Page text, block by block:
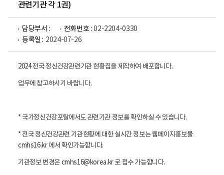
관련기관 각 1권)
담당부서 : 전화번호 : 02-2204-0330
등록일 : 2024-07-26
2024 전국 정신건강관련기관 현황집을 제작하여 배포합니다.
업무에 참고하시기 바랍니다.
* 국가정신건강포탈에서도 관련기관 정보를 확인하실 수 있습니다.
* 전국 정신건강관련 기관현황에 대한 실시간 정보는 웹페이지홍보물
cmhs16.kr 에서 확인가능합니다.
기관정보 변경은 cmhs16@korea.kr 로 접수 가능합니다.